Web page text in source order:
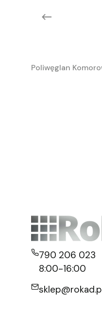
Poliwęglan
790 206 023
8:00-16:00